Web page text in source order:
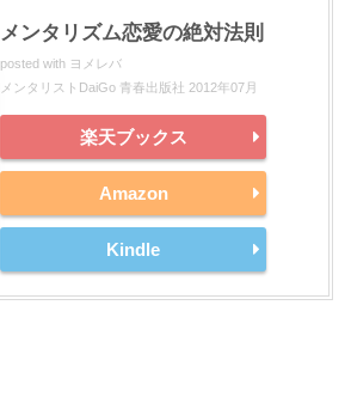
メンタリズム恋愛の絶対法則
posted with ヨメレバ
メンタリストDaiGo 青春出版社 2012年07月
楽天ブックス
Amazon
Kindle